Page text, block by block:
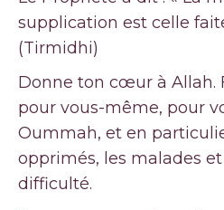
supplication est celle
(Tirmidhi)
Donne ton cœur à Allah.
pour vous-même, pour
Oummah, et en
opprimés, les malades
difficulté.